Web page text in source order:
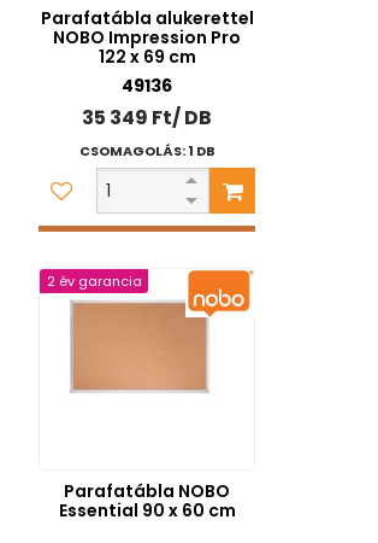
Parafatábla alukerettel
NOBO Impression Pro
122 x 69 cm
49136
35 349 Ft/ DB
CSOMAGOLÁS: 1 DB
2 év garancia
Parafatábla NOBO
Essential 90 x 60 cm